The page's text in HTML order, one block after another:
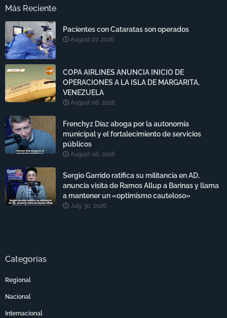
Más Reciente
Pacientes con Cataratas son operados
August 07, 2026
COPA AIRLINES ANUNCIA INICIO DE
OPERACIONES A LA ISLA DE MARGARITA,
VENEZUELA
August 06, 2026
Frenchyz Díaz aboga por la autonomía
municipal y el fortalecimiento de servicios
públicos
August 06, 2026
Sergio Garrido ratifica su militancia en AD,
anuncia visita de Ramos Allup a Barinas y llama
a mantener un «optimismo cauteloso»
July 30, 2026
Categorías
Regional
Nacional
Internacional